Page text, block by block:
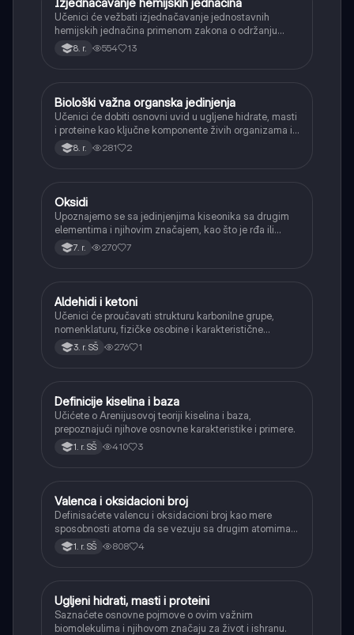
Učenici će vežbati izjednačavanje jednostavnih
hemijskih jednačina primenom zakona o održanju
mase, osiguravajući isti broj atoma sa obe strane.
8. r. 554 13
Hemija
Biološki važna organska jedinjenja
Učenici će dobiti osnovni uvid u ugljene hidrate, masti
i proteine kao ključne komponente živih organizama i
njihovu ulogu.
8. r. 281 2
Hemija
Oksidi
Upoznajemo se sa jedinjenjima kiseonika sa drugim
elementima i njihovim značajem, kao što je rđa ili
ugljen-dioksid.
7. r. 270 7
Hemija
Aldehidi i ketoni
Učenici će proučavati strukturu karbonilne grupe,
nomenklaturu, fizičke osobine i karakteristične
reakcije aldehida i ketona (adicija, oksidacija
aldehida, redukcija).
3. r. SŠ 276 1
Hemija
Definicije kiselina i baza
Učićete o Arenijusovoj teoriji kiselina i baza,
prepoznajući njihove osnovne karakteristike i primere.
1. r. SŠ 410 3
Hemija
Valenca i oksidacioni broj
Definisaćete valencu i oksidacioni broj kao mere
sposobnosti atoma da se vezuju sa drugim atomima u
hemijskim jedinjenjima.
1. r. SŠ 808 4
Hemija
Ugljeni hidrati, masti i proteini
Saznaćete osnovne pojmove o ovim važnim
biomolekulima i njihovom značaju za život i ishranu.